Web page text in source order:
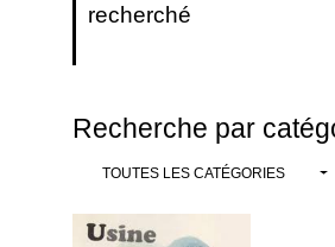
recherché
Recherche par
TOUTES LES CATÉGORIES